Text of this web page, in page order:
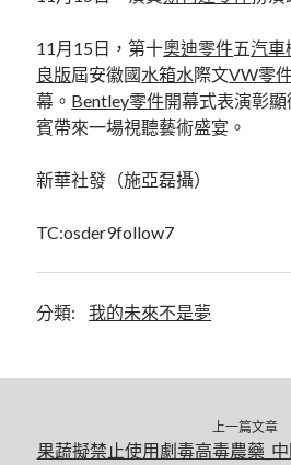
11月15日，第十奧迪零件五汽車
良版屆安徽國水箱水際文VW零
幕。 Bentley零件開幕式表演彰
賓帶來一場視聽藝術盛宴。
新華社發（施亞磊攝）
TC:osder9follow7
分類: 我的未來不是夢
上一篇文章
果蔬擬禁止使用劇毒高毒農藥_